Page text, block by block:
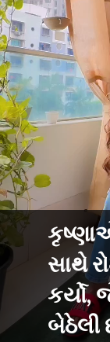
સાથે
કર્યો,
બેઠેલી